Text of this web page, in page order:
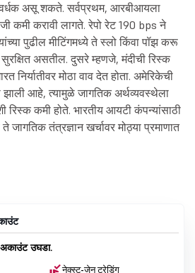
असू शकते. सर्वप्रथम, आरबीआयला
कमी करावी लागते. रेपो रेट 190 bps ने
पुढील मीटिंगमध्ये ते स्लो किंवा पॉझ करू
असतील. दुसरे म्हणजे, मंदीची रिस्क
निर्यातीवर मोठा वाव देत होता. अमेरिकेची
झाली आहे, त्यामुळे जागतिक अर्थव्यवस्थेला
कमी होते. भारतीय आयटी कंपन्यांसाठी
जागतिक तंत्रज्ञान खर्चावर मोठ्या प्रमाणात
उघडा.
नेक्स्ट-जेन ट्रेडिंग